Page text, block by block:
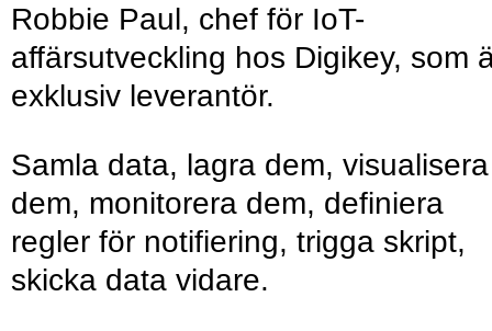
Robbie Paul, chef för IoT-
affärsutveckling hos Digikey, som
exklusiv leverantör.
Samla data, lagra dem, visualisera
dem, monitorera dem, definiera
regler för notifiering, trigga skript,
skicka data vidare.